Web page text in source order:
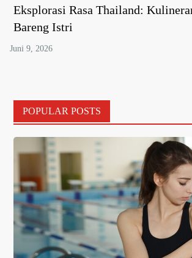
Eksplorasi Rasa Thailand:
Bareng Istri
POPULAR POSTS